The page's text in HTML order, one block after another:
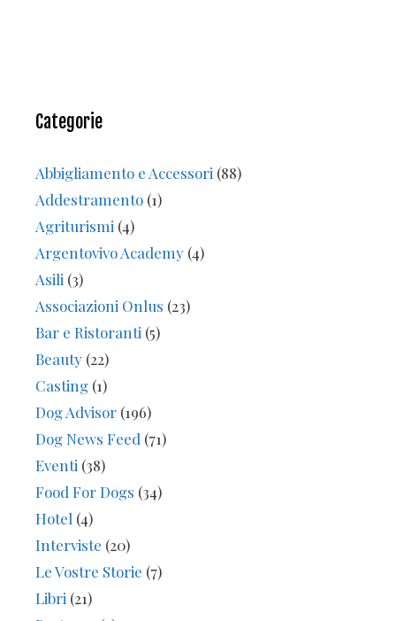
Categorie
Abbigliamento e Accessori (88)
Addestramento (1)
Agriturismi (4)
Argentovivo Academy (4)
Asili (3)
Associazioni Onlus (23)
Bar e Ristoranti (5)
Beauty (22)
Casting (1)
Dog Advisor (196)
Dog News Feed (71)
Eventi (38)
Food For Dogs (34)
Hotel (4)
Interviste (20)
Le Vostre Storie (7)
Libri (21)